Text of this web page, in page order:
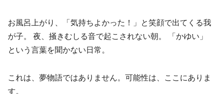
お風呂上がり、「気持ちよかった！」と笑顔で出てくる我
が子。 夜、掻きむしる音で起こされない朝。 「かゆい」
という言葉を聞かない日常。
これは、夢物語ではありません。可能性は、ここにありま
す。